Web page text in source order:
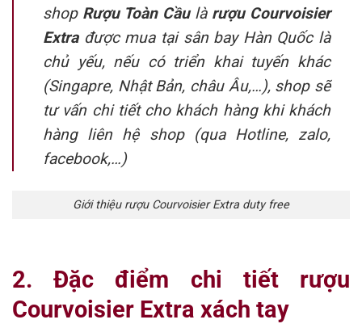
shop Rượu Toàn Cầulà rượu Courvoisier
Extrađược mua tại sân bay Hàn Quốc là
chủ yếu, nếu có triển khai tuyến khác
(Singapre, Nhật Bản, châu Âu,…), shop sẽ
tư vấn chi tiết cho khách hàng khi khách
hàng liên hệ shop (qua Hotline, zalo,
facebook,…)
Giới thiệu rượu Courvoisier Extra duty free
2. Đặc điểm chi tiết rượu
Courvoisier Extra xách tay